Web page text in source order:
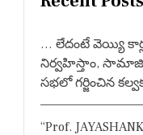
… లేదంటే వెయ్యి
నిర్వహిస్తాం,
సభలో గర్జించిన
“Prof.